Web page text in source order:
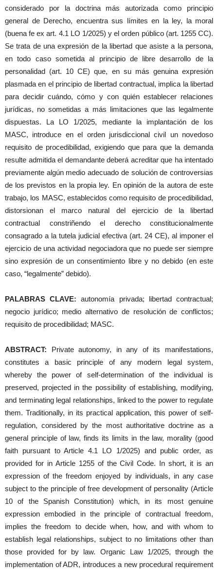
considerado por la doctrina más autorizada como principio
general de Derecho, encuentra sus límites en la ley, la moral
(buena fe ex art. 4.1 LO 1/2025) y el orden público (art. 1255 CC).
Se trata de una expresión de la libertad que asiste a la persona,
en todo caso sometida al principio de libre desarrollo de la
personalidad (art. 10 CE) que, en su más genuina expresión
plasmada en el principio de libertad contractual, implica la libertad
para decidir cuándo, cómo y con quién establecer relaciones
jurídicas, no sometidas a más limitaciones que las legalmente
dispuestas. La LO 1/2025, mediante la implantación de los
MASC, introduce en el orden jurisdiccional civil un novedoso
requisito de procedibilidad, exigiendo que para que la demanda
resulte admitida el demandante deberá acreditar que ha intentado
previamente algún medio adecuado de solución de controversias
de los previstos en la propia ley. En opinión de la autora de este
trabajo, los MASC, establecidos como requisito de procedibilidad,
distorsionan el marco natural del ejercicio de la libertad
contractual constriñendo el derecho constitucionalmente
consagrado a la tutela judicial efectiva (art. 24 CE), al imponer el
ejercicio de una actividad negociadora que no puede ser siempre
sino expresión de un consentimiento libre y no debido (en este
caso, “legalmente” debido).
PALABRAS CLAVE: autonomía privada; libertad contractual;
negocio jurídico; medio alternativo de resolución de conflictos;
requisito de procedibilidad; MASC.
ABSTRACT: Private autonomy, in any of its manifestations,
constitutes a basic principle of any modern legal system,
whereby the power of self-determination of the individual is
preserved, projected in the possibility of establishing, modifying,
and terminating legal relationships, linked to the power to regulate
them. Traditionally, in its practical application, this power of self-
regulation, considered by the most authoritative doctrine as a
general principle of law, finds its limits in the law, morality (good
faith pursuant to Article 4.1 LO 1/2025) and public order, as
provided for in Article 1255 of the Civil Code. In short, it is an
expression of the freedom enjoyed by individuals, in any case
subject to the principle of free development of personality (Article
10 of the Spanish Constitution) which, in its most genuine
expression embodied in the principle of contractual freedom,
implies the freedom to decide when, how, and with whom to
establish legal relationships, subject to no limitations other than
those provided for by law. Organic Law 1/2025, through the
implementation of ADR, introduces a new procedural requirement